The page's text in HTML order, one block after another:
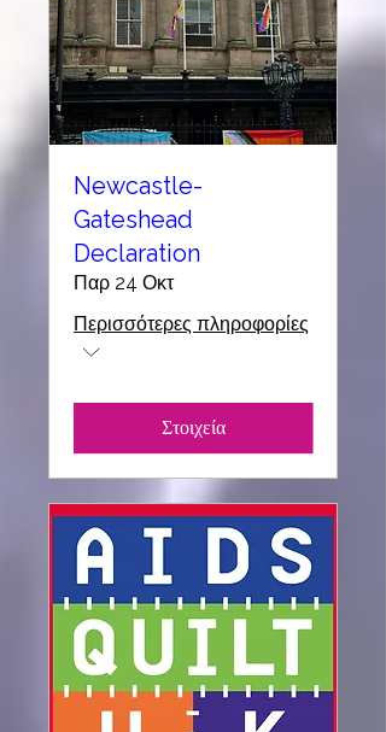
Newcastle-
Gateshead
Declaration
Παρ 24 Οκτ
Περισσότερες πληροφορίες
Στοιχεία